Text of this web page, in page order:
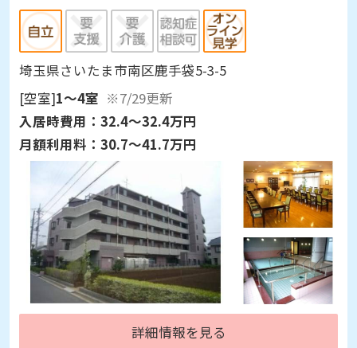
埼玉県さいたま市南区鹿手袋5-3-5
[空室]1～4室 ※7/29更新
入居時費用： 32.4～32.4万円
月額利用料： 30.7～41.7万円
詳細情報を見る